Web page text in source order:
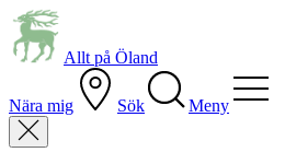
Allt på Öland
Nära mig Sök Meny